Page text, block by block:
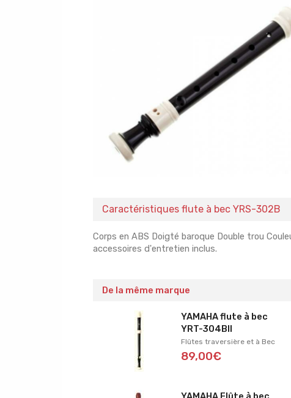
Caractéristiques flute à bec YRS-302B
Corps en ABS Doigté baroque Double trou
accessoires d'entretien inclus.
De la même marque
YAMAHA flute à bec
YRT-304BII
Flûtes traversière et à Bec
89,00€